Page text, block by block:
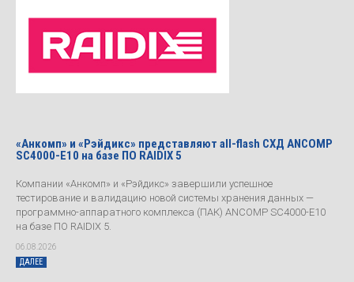
«Анкомп» и «Рэйдикс» представляют all-flash СХД ANCOMP
SC4000-E10 на базе ПО RAIDIX 5
Компании «Анкомп» и «Рэйдикс» завершили успешное
тестирование и валидацию новой системы хранения данных —
программно-аппаратного комплекса (ПАК) ANCOMP SC4000-E10
на базе ПО RAIDIX 5.
06.08.2026
ДАЛЕЕ